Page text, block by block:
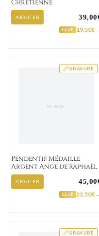
Chrétienne
AJOUTER
CLUB 19,50€
GRAVURE
Pendentif Médaille
Argent Ange de Raphaël
AJOUTER
CLUB 22,50€
GRAVURE